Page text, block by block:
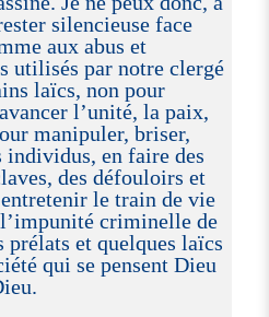
silencieuse face
aux abus et
utilisés par notre clergé
laïcs, non pour
l’unité, la paix,
manipuler, briser,
individus, en faire des
des défouloirs et
le train de vie
criminelle de
prélats et quelques laïcs
qui se pensent Dieu